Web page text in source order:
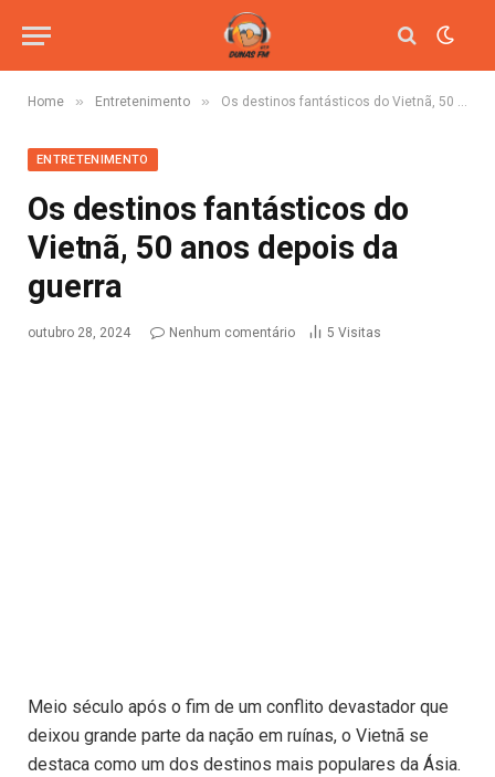
Home » Entretenimento » Os destinos fantásticos do Vietnã, 50 anos depois da guerra
ENTRETENIMENTO
Os destinos fantásticos do
Vietnã, 50 anos depois da
guerra
outubro 28, 2024 Nenhum comentário 5 Visitas
Meio século após o fim de um conflito devastador que
deixou grande parte da nação em ruínas, o Vietnã se
destaca como um dos destinos mais populares da Ásia.